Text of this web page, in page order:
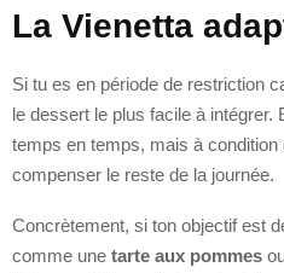
La Vienetta
Si tu es en période de restriction
le dessert le plus facile à intégrer.
temps en temps, mais à condition
compenser le reste de la journée.
Concrètement, si ton objectif est
comme une tarte aux pommes